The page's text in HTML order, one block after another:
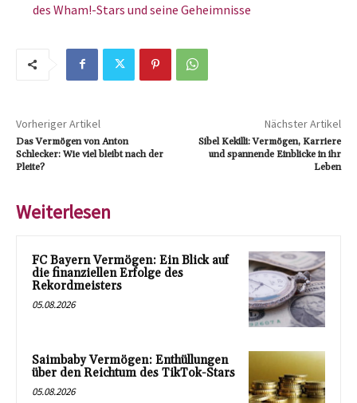
des Wham!-Stars und seine Geheimnisse
Vorheriger Artikel
Das Vermögen von Anton
Schlecker: Wie viel bleibt nach der
Pleite?
Nächster Artikel
Sibel Kekilli: Vermögen, Karriere
und spannende Einblicke in ihr
Leben
Weiterlesen
FC Bayern Vermögen: Ein Blick auf
die finanziellen Erfolge des
Rekordmeisters
05.08.2026
Saimbaby Vermögen: Enthüllungen
über den Reichtum des TikTok-Stars
05.08.2026